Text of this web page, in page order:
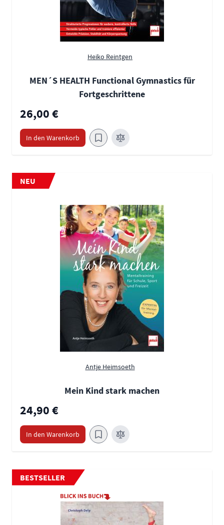
Heiko Reintgen
MEN´S HEALTH Functional Gymnastics für
Fortgeschrittene
26,00 €
In den Warenkorb
NEU
Antje Heimsoeth
Mein Kind stark machen
24,90 €
In den Warenkorb
BESTSELLER